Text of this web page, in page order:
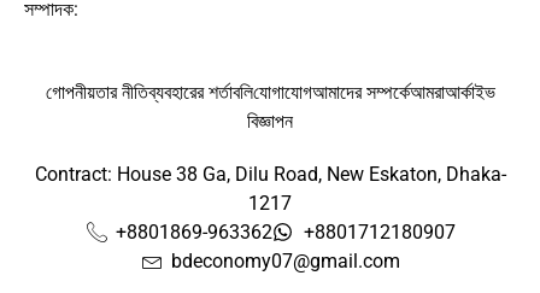
সম্পাদক:
গোপনীয়তার নীতিব্যবহারের শর্তাবলিযোগাযোগআমাদের সম্পর্কেআমরাআর্কাইভ
বিজ্ঞাপন
Contract: House 38 Ga, Dilu Road, New Eskaton, Dhaka-
1217
+8801869-963362
+8801712180907
bdeconomy07@gmail.com